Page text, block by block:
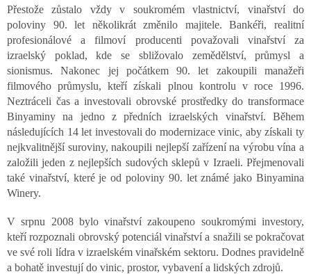
Přestože zůstalo vždy v soukromém vlastnictví, vinařství do
poloviny 90. let několikrát změnilo majitele. Bankéři, realitní
profesionálové a filmoví producenti považovali vinařství za
izraelský poklad, kde se sbližovalo zemědělství, průmysl a
sionismus. Nakonec jej počátkem 90. let zakoupili manažeři
filmového průmyslu, kteří získali plnou kontrolu v roce 1996.
Neztráceli čas a investovali obrovské prostředky do transformace
Binyaminy na jedno z předních izraelských vinařství. Během
následujících 14 let investovali do modernizace vinic, aby získali ty
nejkvalitnější suroviny, nakoupili nejlepší zařízení na výrobu vína a
založili jeden z nejlepších sudových sklepů v Izraeli. Přejmenovali
také vinařství, které je od poloviny 90. let známé jako Binyamina
Winery.
V srpnu 2008 bylo vinařství zakoupeno soukromými investory,
kteří rozpoznali obrovský potenciál vinařství a snažili se pokračovat
ve své roli lídra v izraelském vinařském sektoru. Dodnes pravidelně
a bohatě investují do vinic, prostor, vybavení a lidských zdrojů.